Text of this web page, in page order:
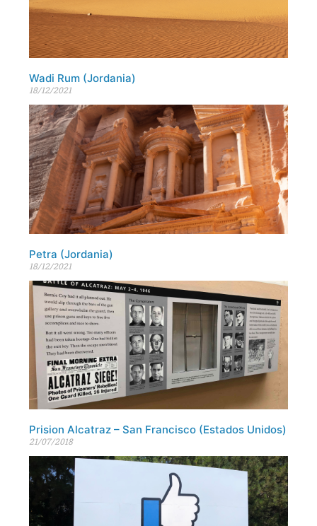
Wadi Rum (Jordania)
18/12/2021
Petra (Jordania)
18/12/2021
Prision Alcatraz – San Francisco (Estados Unidos)
21/07/2018